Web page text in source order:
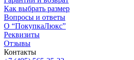
Как выбрать размер
Вопросы и ответы
О “ПокупкаЛюкс”
Реквизиты
Отзывы
Контакты